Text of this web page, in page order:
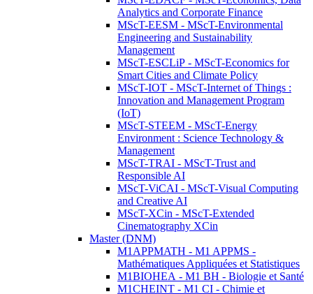
Analytics and Corporate Finance
MScT-EESM - MScT-Environmental
Engineering and Sustainability
Management
MScT-ESCLiP - MScT-Economics for
Smart Cities and Climate Policy
MScT-IOT - MScT-Internet of Things :
Innovation and Management Program
(IoT)
MScT-STEEM - MScT-Energy
Environment : Science Technology &
Management
MScT-TRAI - MScT-Trust and
Responsible AI
MScT-ViCAI - MScT-Visual Computing
and Creative AI
MScT-XCin - MScT-Extended
Cinematography XCin
Master (DNM)
M1APPMATH - M1 APPMS -
Mathématiques Appliquées et Statistiques
M1BIOHEA - M1 BH - Biologie et Santé
M1CHEINT - M1 CI - Chimie et